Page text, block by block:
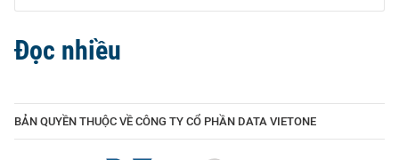
Đọc nhiều
BẢN QUYỀN THUỘC VỀ CÔNG TY CỔ PHẦN DATA VIETONE